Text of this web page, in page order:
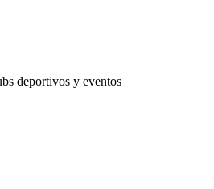
deportivos y eventos